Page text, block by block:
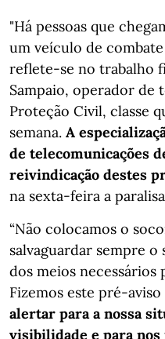
"Há pessoas que
um veículo de
reflete-se no trabalho
Sampaio, operador de
Proteção Civil, classe
semana. A
de telecomunicações
reivindicação destes
na sexta-feira a
“Não colocamos o
salvaguardar sempre
dos meios necessários
Fizemos este pré-
alertar para a nossa
visibilidade e para